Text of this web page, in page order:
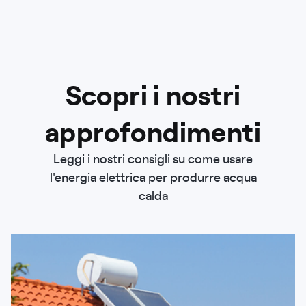
Scopri i nostri
approfondimenti
Leggi i nostri consigli su come usare
l'energia elettrica per produrre acqua
calda